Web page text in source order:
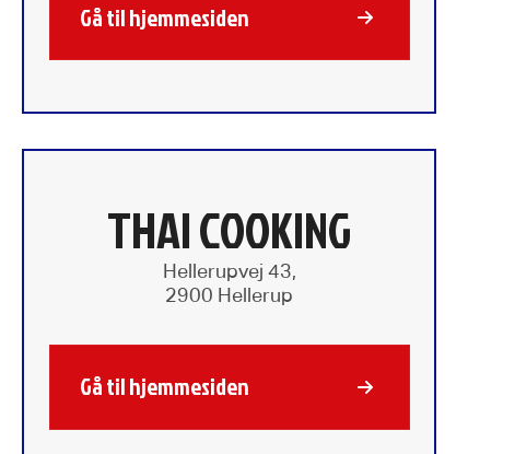
Gå til hjemmesiden
THAI COOKING
Hellerupvej 43,
2900 Hellerup
Gå til hjemmesiden